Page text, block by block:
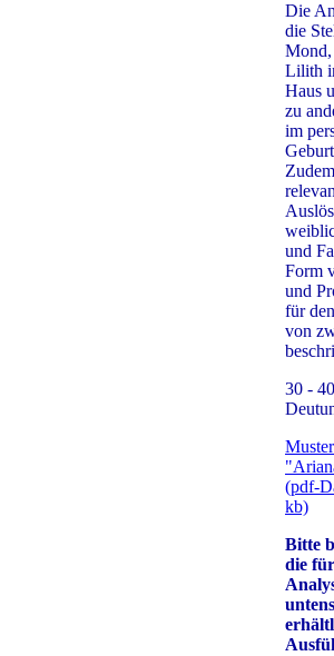
Die
die
Mond,
Lilith
Haus
zu
im
und
Form
und
für
von
30 - 40
(pdf-
kb)
Bitte
die